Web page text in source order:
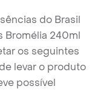
do Brasil
Bromélia 240ml
os seguintes
levar o produto
possível